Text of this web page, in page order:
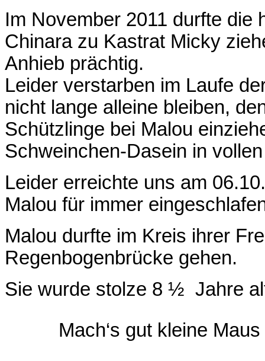
Im November 2011 durfte die
Chinara zu Kastrat Micky
Anhieb prächtig.
Leider verstarben im Laufe
nicht lange alleine bleiben,
Schützlinge bei Malou
Schweinchen-Dasein in
Leider erreichte uns am
Malou für immer
Malou durfte im Kreis ihrer
Regenbogenbrücke gehen.
Sie wurde stolze 8 ½ Jahre
Mach‘s gut kleine